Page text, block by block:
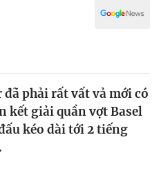
phải rất vất vả mới có
kết giải quần vợt Basel
kéo dài tới 2 tiếng